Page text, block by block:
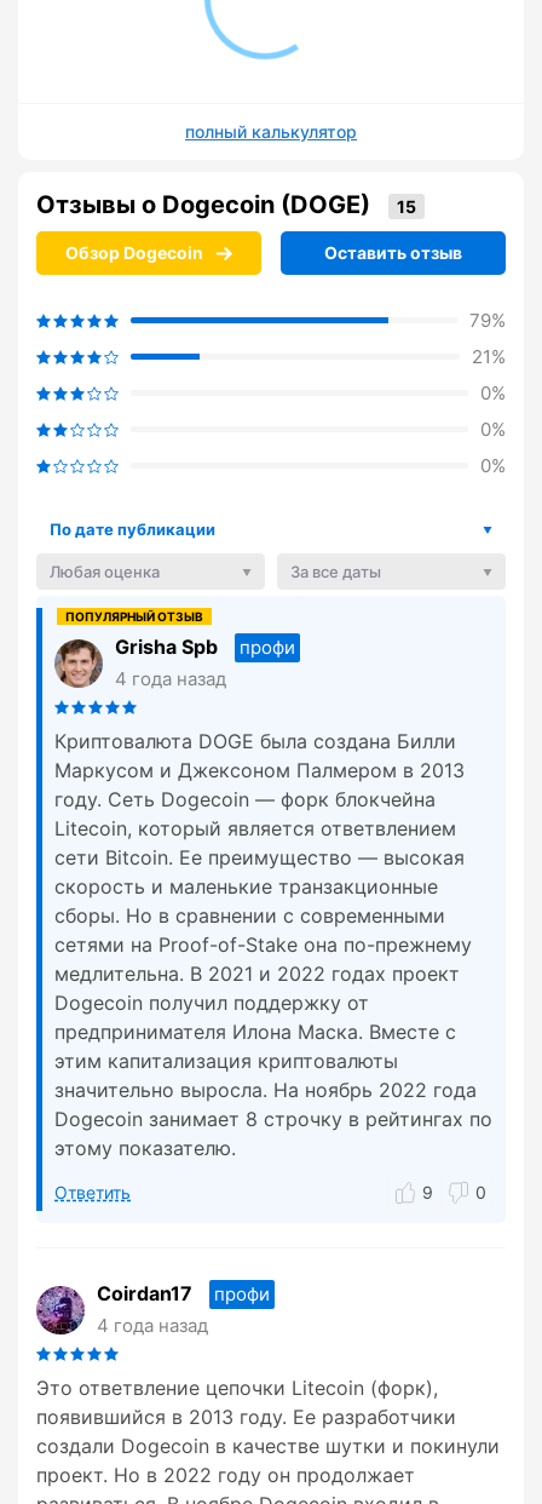
полный калькулятор
Отзывы о Dogecoin (DOGE)
Обзор Dogecoin Оставить отзыв
79%
21%
0%
0%
0%
По дате публикации
Любая оценка За все даты
Grisha Spb
профи
4 года назад
Криптовалюта DOGE была создана Билли
Маркусом и Джексоном Палмером в 2013
году. Сеть Dogecoin — форк блокчейна
Litecoin, который является ответвлением
сети Bitcoin. Ее преимущество — высокая
скорость и маленькие транзакционные
сборы. Но в сравнении с современными
сетями на Proof-of-Stake она по-прежнему
медлительна. В 2021 и 2022 годах проект
Dogecoin получил поддержку от
предпринимателя Илона Маска. Вместе с
этим капитализация криптовалюты
значительно выросла. На ноябрь 2022 года
Dogecoin занимает 8 строчку в рейтингах по
этому показателю.
Ответить 9 0
Coirdan17
профи
4 года назад
Это ответвление цепочки Litecoin (форк),
появившийся в 2013 году. Ее разработчики
создали Dogecoin в качестве шутки и покинули
проект. Но в 2022 году он продолжает